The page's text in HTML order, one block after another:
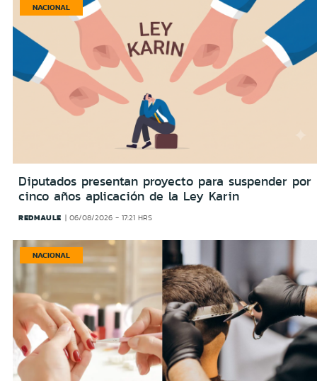
NACIONAL
Diputados presentan proyecto para suspender por
cinco años aplicación de la Ley Karin
REDMAULE 06/08/2026 - 17:21 HRS
NACIONAL